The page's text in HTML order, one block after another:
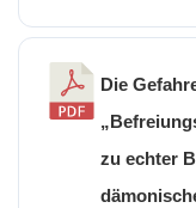
Die
zu echter